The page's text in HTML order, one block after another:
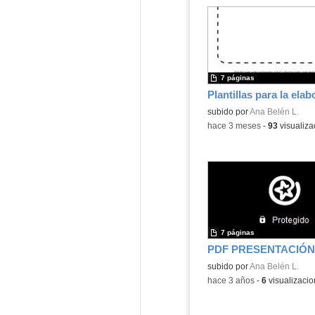
Contenido educativo.
subido porAna Belén L.
7 páginas
-hace 3 meses- 93
Contenido educativo.
subido porAna Belén L.
7 páginas
-hace 3 años- 6